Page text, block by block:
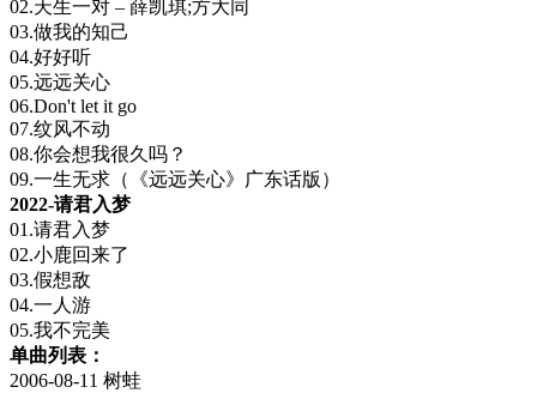
02.天生一对 – 薛凯琪;方大同
03.做我的知己
04.好好听
05.远远关心
06.Don't let it go
07.纹风不动
08.你会想我很久吗？
09.一生无求（《远远关心》广东话版）
2022-请君入梦
01.请君入梦
02.小鹿回来了
03.假想敌
04.一人游
05.我不完美
单曲列表：
2006-08-11 树蛙